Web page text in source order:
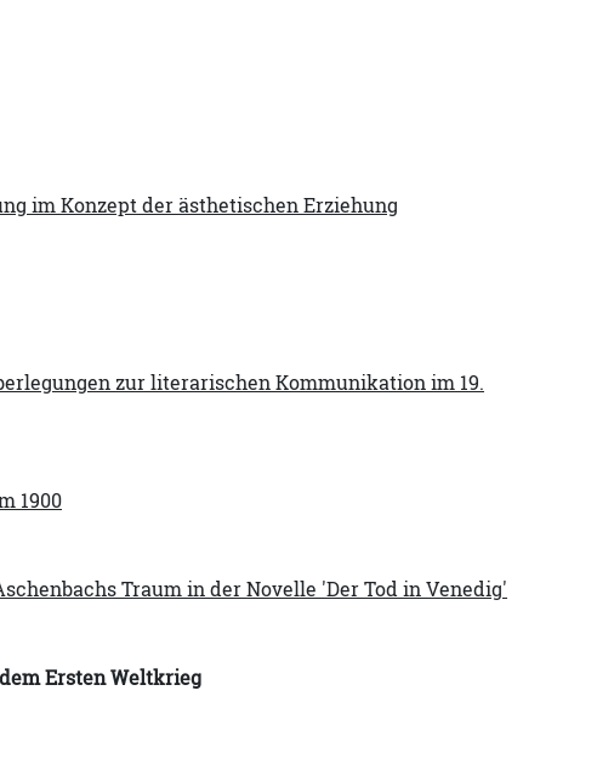
im Konzept der ästhetischen Erziehung
zur literarischen Kommunikation im 19.
1900
Traum in der Novelle 'Der Tod in Venedig'
Ersten Weltkrieg